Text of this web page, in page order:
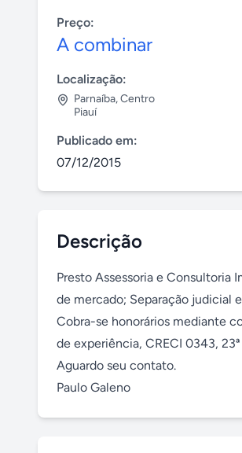
Preço:
A combinar
Localização:
Parnaíba,Centro
Piauí
Publicado em:
07/12/2015
Descrição
Presto Assessoria e Consultoria
de mercado; Separação judicial
Cobra-se honorários mediante
de experiência, CRECI 0343, 23ª
Aguardo seu contato.
Paulo Galeno